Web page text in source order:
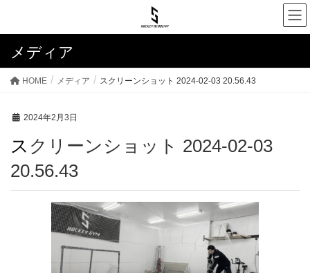
メディア
HOME メディア スクリーンショット 2024-02-03 20.56.43
2024年2月3日
スクリーンショット 2024-02-03
20.56.43